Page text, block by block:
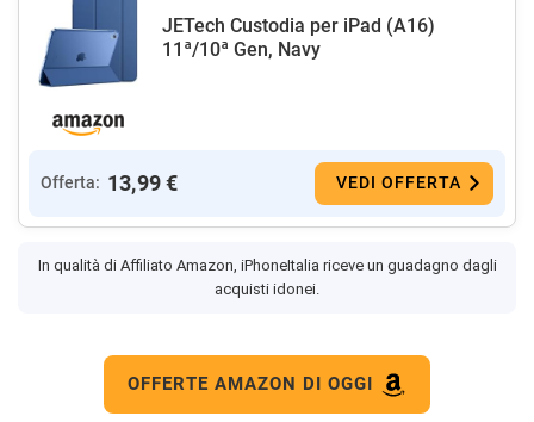
JETech Custodia per iPad (A16)
11ª/10ª Gen, Navy
Offerta: 13,99 € VEDI OFFERTA
In qualità di Affiliato Amazon, iPhoneItalia riceve un guadagno dagli
acquisti idonei.
OFFERTE AMAZON DI OGGI